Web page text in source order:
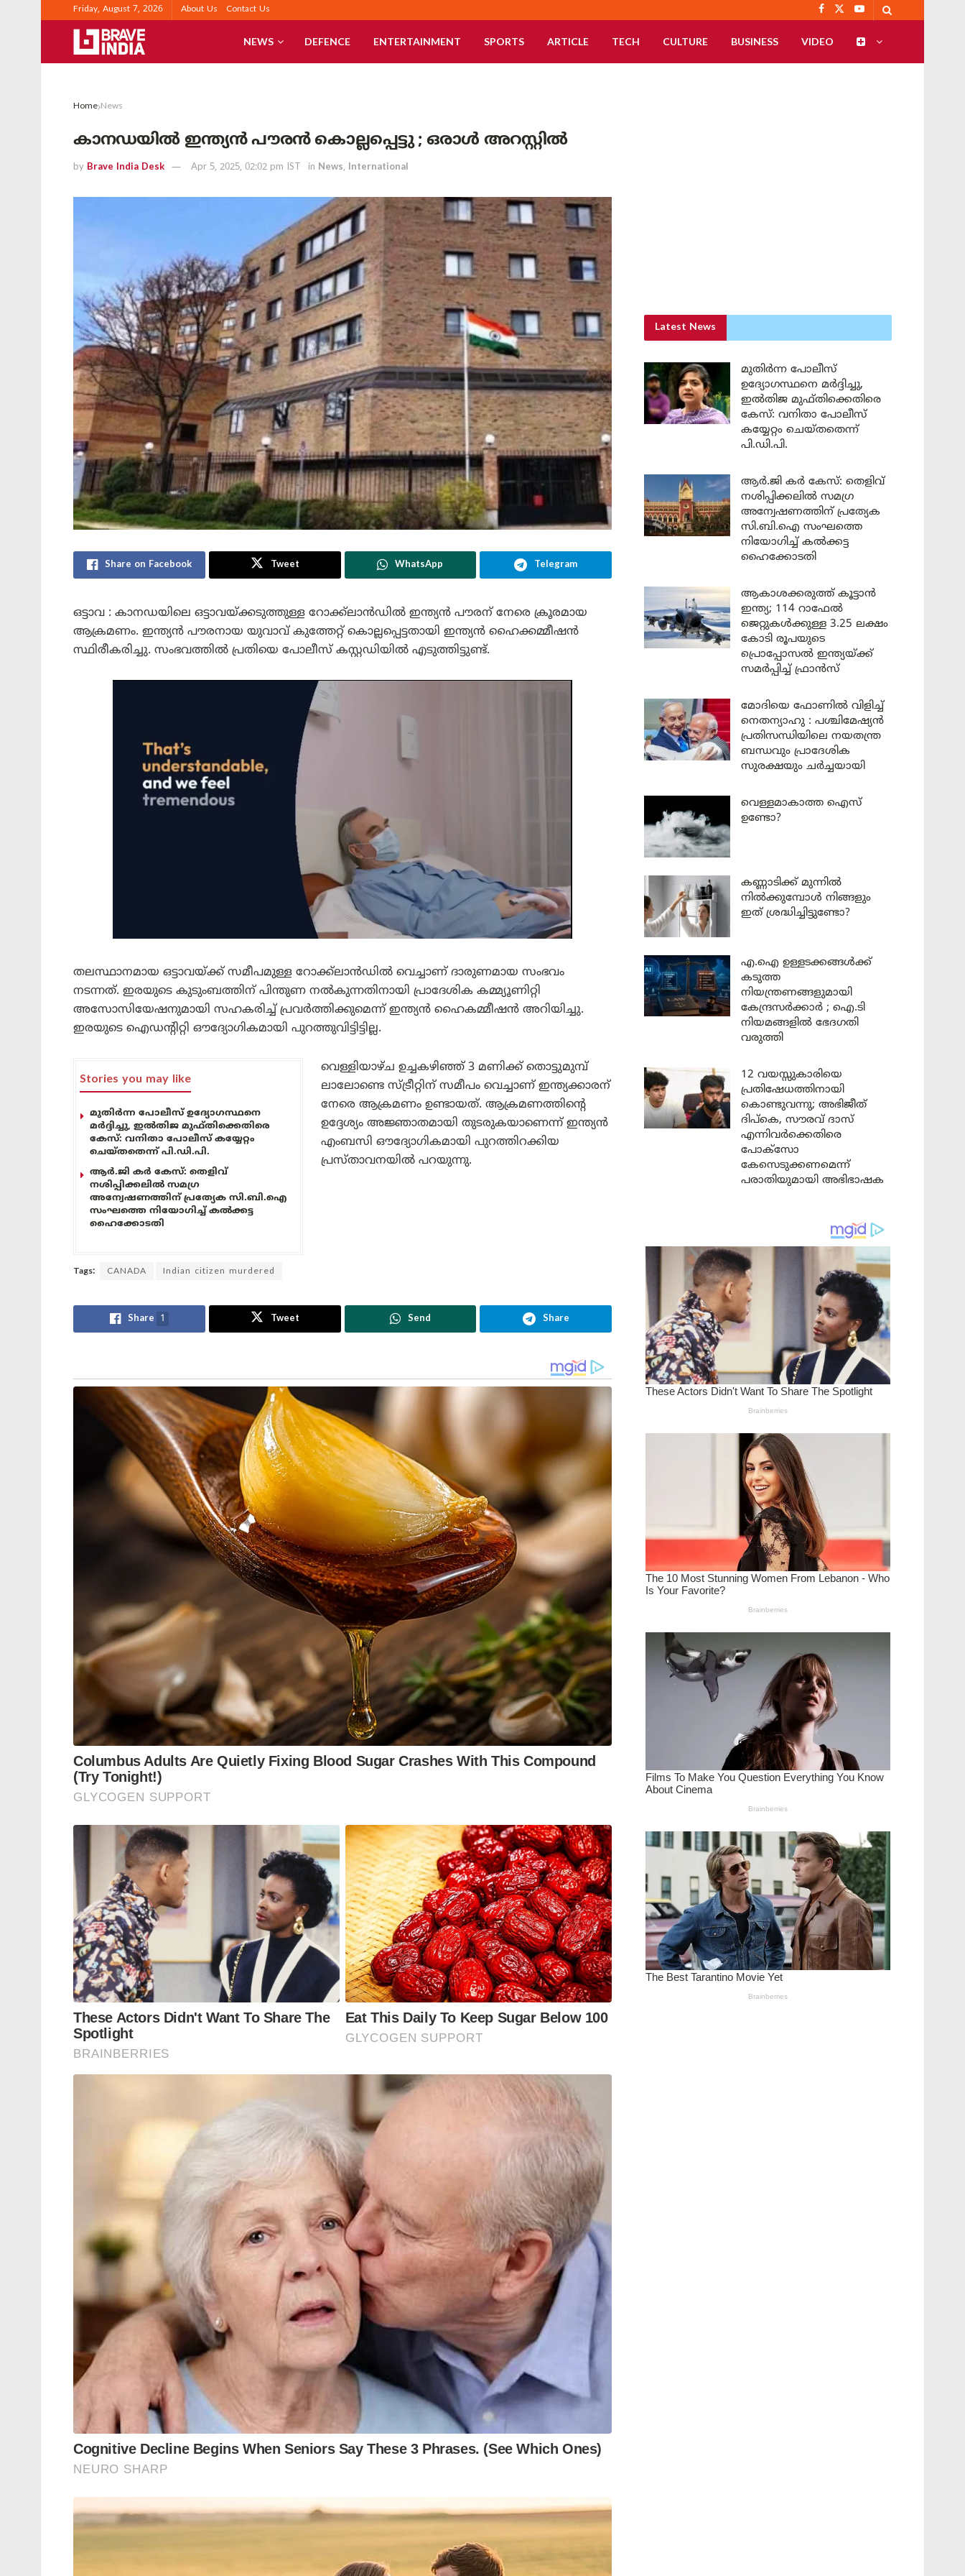
Friday, August 7, 2026 About Us Contact Us
NEWS DEFENCE ENTERTAINMENT SPORTS ARTICLE TECH CULTURE BUSINESS VIDEO
Home News
കാനഡയിൽ ഇന്ത്യൻ പൗരൻ കൊല്ലപ്പെട്ടു ; ഒരാൾ അറസ്റ്റിൽ
by Brave India Desk Apr 5, 2025, 02:02 pm IST in News, International
Share on Facebook Tweet WhatsApp Telegram
ഒട്ടാവ : കാനഡയിലെ ഒട്ടാവയ്ക്കടുത്തുള്ള റോക്ക്‌ലാൻഡിൽ ഇന്ത്യൻ പൗരന് നേരെ ക്രൂരമായ
ആക്രമണം. ഇന്ത്യൻ പൗരനായ യുവാവ് കുത്തേറ്റ് കൊല്ലപ്പെട്ടതായി ഇന്ത്യൻ ഹൈക്കമ്മീഷൻ
സ്ഥിരീകരിച്ചു. സംഭവത്തിൽ പ്രതിയെ പോലീസ് കസ്റ്റഡിയിൽ എടുത്തിട്ടുണ്ട്.
തലസ്ഥാനമായ ഒട്ടാവയ്ക്ക് സമീപമുള്ള റോക്ക്‌ലാൻഡിൽ വെച്ചാണ് ദാരുണമായ സംഭവം
നടന്നത്. ഇരയുടെ കുടുംബത്തിന് പിന്തുണ നൽകുന്നതിനായി പ്രാദേശിക കമ്മ്യൂണിറ്റി
അസോസിയേഷനുമായി സഹകരിച്ച് പ്രവർത്തിക്കുമെന്ന് ഇന്ത്യൻ ഹൈകമ്മീഷൻ അറിയിച്ചു.
ഇരയുടെ ഐഡന്റിറ്റി ഔദ്യോഗികമായി പുറത്തുവിട്ടിട്ടില്ല.
Stories you may like
മുതിർന്ന പോലീസ് ഉദ്യോഗസ്ഥനെ
മർദ്ദിച്ചു, ഇൽതിജ മുഫ്തിക്കെതിരെ
കേസ്: വനിതാ പോലീസ് കയ്യേറ്റം
ചെയ്തതെന്ന് പി.ഡി.പി.
ആർ.ജി കർ കേസ്: തെളിവ്
നശിപ്പിക്കലിൽ സമഗ്ര
അന്വേഷണത്തിന് പ്രത്യേക സി.ബി.ഐ
സംഘത്തെ നിയോഗിച്ച് കൽക്കട്ട
ഹൈക്കോടതി
വെള്ളിയാഴ്ച ഉച്ചകഴിഞ്ഞ് 3 മണിക്ക് തൊട്ടുമുമ്പ്
ലാലോണ്ടെ സ്ട്രീറ്റിന് സമീപം വെച്ചാണ് ഇന്ത്യക്കാരന്
നേരെ ആക്രമണം ഉണ്ടായത്. ആക്രമണത്തിന്റെ
ഉദ്ദേശ്യം അജ്ഞാതമായി തുടരുകയാണെന്ന് ഇന്ത്യൻ
എംബസി ഔദ്യോഗികമായി പുറത്തിറക്കിയ
പ്രസ്താവനയിൽ പറയുന്നു.
Tags: CANADA Indian citizen murdered
Share 1 Tweet Send Share
Latest News
മുതിർന്ന പോലീസ്
ഉദ്യോഗസ്ഥനെ മർദ്ദിച്ചു,
ഇൽതിജ മുഫ്തിക്കെതിരെ
കേസ്: വനിതാ പോലീസ്
കയ്യേറ്റം ചെയ്തതെന്ന്
പി.ഡി.പി.
ആർ.ജി കർ കേസ്: തെളിവ്
നശിപ്പിക്കലിൽ സമഗ്ര
അന്വേഷണത്തിന് പ്രത്യേക
സി.ബി.ഐ സംഘത്തെ
നിയോഗിച്ച് കൽക്കട്ട
ഹൈക്കോടതി
ആകാശക്കരുത്ത് കൂട്ടാൻ
ഇന്ത്യ; 114 റാഫേൽ
ജെറ്റുകൾക്കുള്ള 3.25 ലക്ഷം
കോടി രൂപയുടെ
പ്രൊപ്പോസൽ ഇന്ത്യയ്ക്ക്
സമർപ്പിച്ച് ഫ്രാൻസ്
മോദിയെ ഫോണിൽ വിളിച്ച്
നെതന്യാഹു : പശ്ചിമേഷ്യൻ
പ്രതിസന്ധിയിലെ നയതന്ത്ര
ബന്ധവും പ്രാദേശിക
സുരക്ഷയും ചർച്ചയായി
വെള്ളമാകാത്ത ഐസ്
ഉണ്ടോ?
കണ്ണാടിക്ക് മുന്നിൽ
നിൽക്കുമ്പോൾ നിങ്ങളും
ഇത് ശ്രദ്ധിച്ചിട്ടുണ്ടോ?
എ.ഐ ഉള്ളടക്കങ്ങൾക്ക്
കടുത്ത
നിയന്ത്രണങ്ങളുമായി
കേന്ദ്രസർക്കാർ ; ഐ.ടി
നിയമങ്ങളിൽ ഭേദഗതി
വരുത്തി
12 വയസ്സുകാരിയെ
പ്രതിഷേധത്തിനായി
കൊണ്ടുവന്നു; അഭിജീത്
ദിപ്കെ, സൗരവ് ദാസ്
എന്നിവർക്കെതിരെ
പോക്സോ
കേസെടുക്കണമെന്ന്
പരാതിയുമായി അഭിഭാഷക